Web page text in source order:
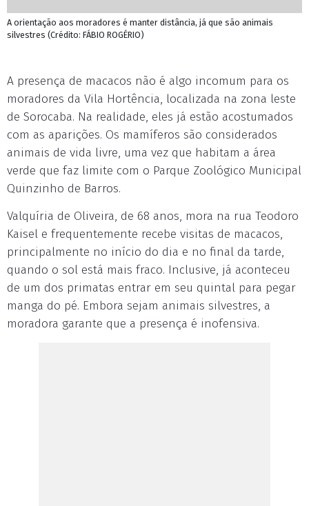
A orientação aos moradores é manter distância, já que são animais
silvestres (Crédito: FÁBIO ROGÉRIO)
A presença de macacos não é algo incomum para os
moradores da Vila Hortência, localizada na zona leste
de Sorocaba. Na realidade, eles já estão acostumados
com as aparições. Os mamíferos são considerados
animais de vida livre, uma vez que habitam a área
verde que faz limite com o Parque Zoológico Municipal
Quinzinho de Barros.
Valquíria de Oliveira, de 68 anos, mora na rua Teodoro
Kaisel e frequentemente recebe visitas de macacos,
principalmente no início do dia e no final da tarde,
quando o sol está mais fraco. Inclusive, já aconteceu
de um dos primatas entrar em seu quintal para pegar
manga do pé. Embora sejam animais silvestres, a
moradora garante que a presença é inofensiva.